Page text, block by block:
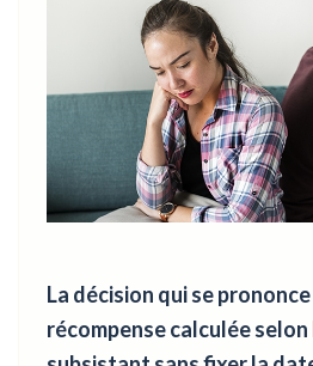
La décision qui se
récompense calculée